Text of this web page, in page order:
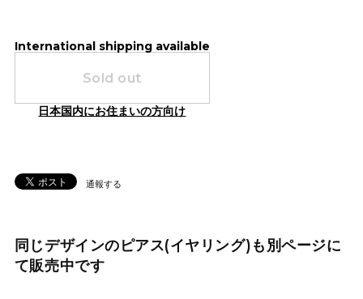
International shipping available
Sold out
日本国内にお住まいの方向け
通報する
同じデザインのピアス(イヤリング)も別ページに
て販売中です